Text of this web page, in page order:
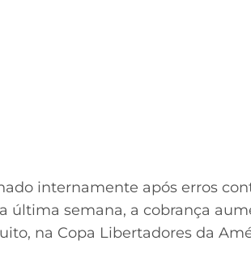
internamente após erros
última semana, a cobrança
na Copa Libertadores da